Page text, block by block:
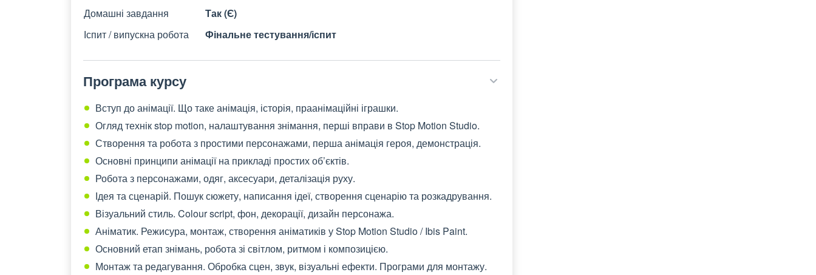
Домашні завдання
Так (Є)
Іспит / випускна робота
Фінальне тестування/іспит
Програма курсу
Вступ до анімації. Що таке анімація, історія, праанімаційні іграшки.
Огляд технік stop motion, налаштування знімання, перші вправи в Stop Motion Studio.
Створення та робота з простими персонажами, перша анімація героя, демонстрація.
Основні принципи анімації на прикладі простих об’єктів.
Робота з персонажами, одяг, аксесуари, деталізація руху.
Ідея та сценарій. Пошук сюжету, написання ідеї, створення сценарію та розкадрування.
Візуальний стиль. Colour script, фон, декорації, дизайн персонажа.
Аніматик. Режисура, монтаж, створення аніматиків у Stop Motion Studio / Ibis Paint.
Основний етап знімань, робота зі світлом, ритмом і композицією.
Монтаж та редагування. Обробка сцен, звук, візуальні ефекти. Програми для монтажу.